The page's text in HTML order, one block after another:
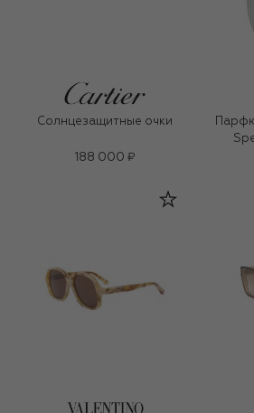
Солнцезащитные очки
188 000 ₽